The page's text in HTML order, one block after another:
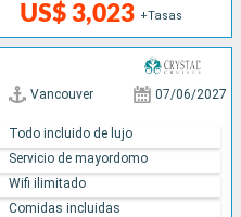
US$ 3,023 +Tasas
Vancouver 07/06/2027
Todo incluido de lujo
Servicio de mayordomo
Wifi ilimitado
Comidas incluidas